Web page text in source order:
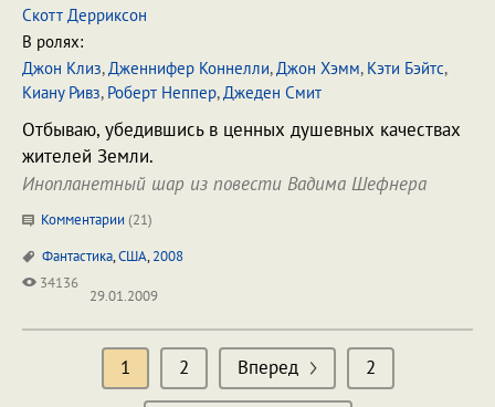
Скотт Дерриксон
В ролях:
Джон Клиз,Дженнифер Коннелли,Джон Хэмм, Кэти Бэйтс,
Киану Ривз, Роберт Неппер,Джеден Смит
Отбываю, убедившись в ценных душевных качествах
жителей Земли.
Инопланетный шар из повести Вадима Шефнера
Комментарии (21)
Фантастика,США,2008
34136
29.01.2009
1 2 Вперед 2